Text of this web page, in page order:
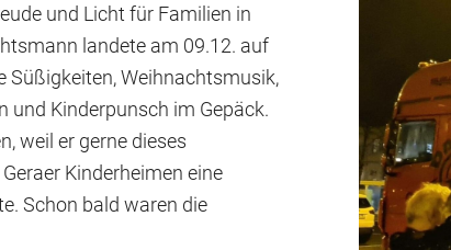
und Licht für Familien in
landete am 09.12. auf
Süßigkeiten, Weihnachtsmusik,
und Kinderpunsch im Gepäck.
weil er gerne dieses
Kinderheimen eine
Schon bald waren die